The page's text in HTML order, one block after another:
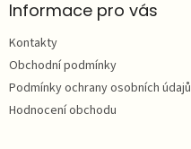
aInformace pro vás
Kontakty
Obchodní podmínky
Podmínky ochrany osobních údajů
Hodnocení obchodu